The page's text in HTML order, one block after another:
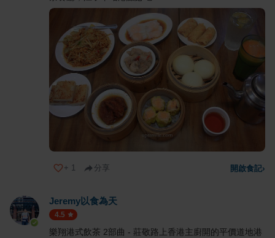
+ 1 分享 開啟食記›
Jeremy以食為天
4.5
樂翔港式飲茶 2部曲 - 莊敬路上香港主廚開的平價道地港